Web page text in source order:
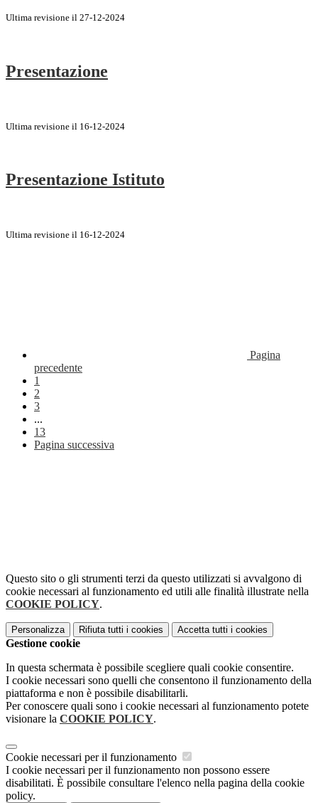
Ultima revisione il 27-12-2024
Presentazione
Ultima revisione il 16-12-2024
Presentazione Istituto
Ultima revisione il 16-12-2024
Pagina
precedente
1
2
3
...
13
Pagina successiva
Questo sito o gli strumenti terzi da questo utilizzati si avvalgono di
cookie necessari al funzionamento ed utili alle finalità illustrate nella
COOKIE POLICY.
Personalizza Rifiuta tutti i cookies Accetta tutti i cookies
Gestione cookie
In questa schermata è possibile scegliere quali cookie consentire.
I cookie necessari sono quelli che consentono il funzionamento della
piattaforma e non è possibile disabilitarli.
Per conoscere quali sono i cookie necessari al funzionamento potete
visionare la COOKIE POLICY.
Cookie necessari per il funzionamento
I cookie necessari per il funzionamento non possono essere
disabilitati. È possibile consultare l'elenco nella pagina della cookie
policy.